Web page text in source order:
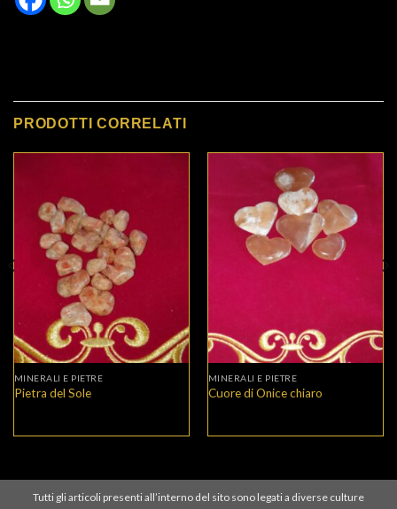
PRODOTTI CORRELATI
MINERALI E PIETRE
Pietra del Sole
MINERALI E PIETRE
Cuore di Onice chiaro
Tutti gli articoli presenti all’interno del sito sono legati a diverse culture